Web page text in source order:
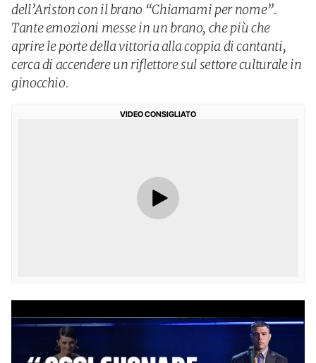
dell’Ariston con il brano “Chiamami per nome”.
Tante emozioni messe in un brano, che più che
aprire le porte della vittoria alla coppia di cantanti,
cerca di accendere un riflettore sul settore culturale in
ginocchio.
VIDEO CONSIGLIATO